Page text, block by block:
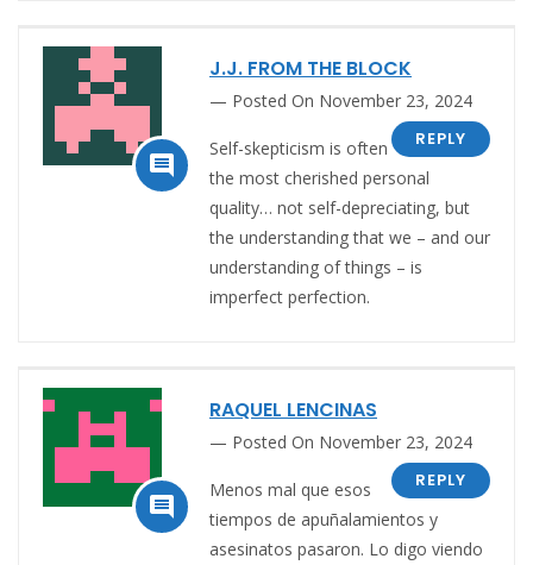

J.J. FROM THE BLOCK
Posted On November 23, 2024
REPLY
Self-skepticism is often
the most cherished personal
quality… not self-depreciating, but
the understanding that we – and our
understanding of things – is
imperfect perfection.

RAQUEL LENCINAS
Posted On November 23, 2024
REPLY
Menos mal que esos
tiempos de apuñalamientos y
asesinatos pasaron. Lo digo viendo